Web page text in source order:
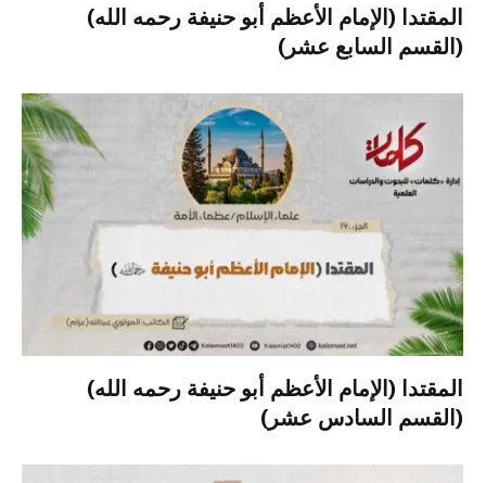
المقتدا (الإمام الأعظم أبو حنيفة رحمه الله)
(القسم السابع عشر)
المقتدا (الإمام الأعظم أبو حنيفة رحمه الله)
(القسم السادس عشر)